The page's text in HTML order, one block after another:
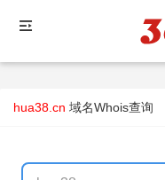
hua38.cn 域名Whois查询